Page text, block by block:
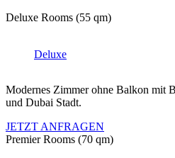
Deluxe Rooms (55 qm)
Deluxe
Modernes Zimmer ohne Balkon mit
und Dubai Stadt.
JETZT ANFRAGEN
Premier Rooms (70 qm)